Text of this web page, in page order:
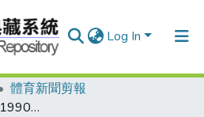
Log In
體育新聞剪報
中星台維斯杯網球賽(1990年台北) 雙打再摘&quot;星&quot; 中華隊晉級 許晃榮、連玉輝演出精彩 保住所有發球局 寫下漂亮紀錄